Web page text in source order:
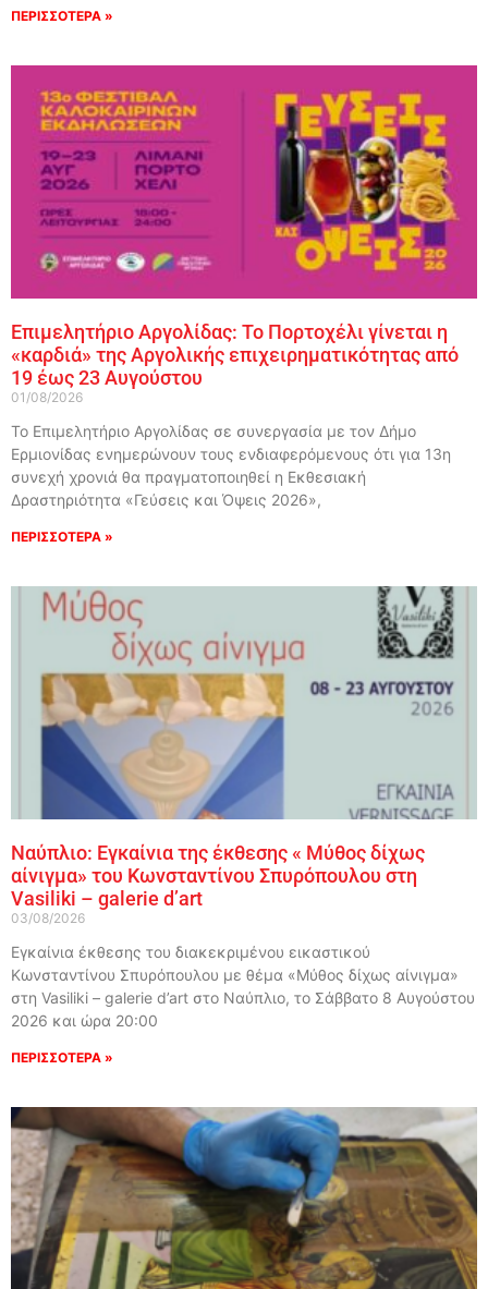
ΠΕΡΙΣΣΟΤΕΡΑ »
Επιμελητήριο Αργολίδας: Το Πορτοχέλι γίνεται η
«καρδιά» της Αργολικής επιχειρηματικότητας από
19 έως 23 Αυγούστου
01/08/2026
Το Επιμελητήριο Αργολίδας σε συνεργασία με τον Δήμο
Ερμιονίδας ενημερώνουν τους ενδιαφερόμενους ότι για 13η
συνεχή χρονιά θα πραγματοποιηθεί η Εκθεσιακή
Δραστηριότητα «Γεύσεις και Όψεις 2026»,
ΠΕΡΙΣΣΟΤΕΡΑ »
Ναύπλιο: Εγκαίνια της έκθεσης « Μύθος δίχως
αίνιγμα» του Κωνσταντίνου Σπυρόπουλου στη
Vasiliki – galerie d’art
03/08/2026
Εγκαίνια έκθεσης του διακεκριμένου εικαστικού
Κωνσταντίνου Σπυρόπουλου με θέμα «Μύθος δίχως αίνιγμα»
στη Vasiliki – galerie d’art στο Ναύπλιο, το Σάββατο 8 Αυγούστου
2026 και ώρα 20:00
ΠΕΡΙΣΣΟΤΕΡΑ »